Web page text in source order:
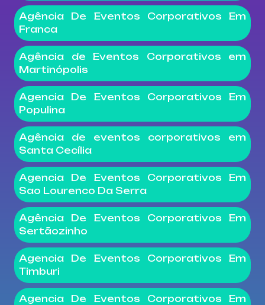
Agência De Eventos Corporativos Em
Franca
Agência de Eventos Corporativos em
Martinópolis
Agencia De Eventos Corporativos Em
Populina
Agência de eventos corporativos em
Santa Cecília
Agencia De Eventos Corporativos Em
Sao Lourenco Da Serra
Agência De Eventos Corporativos Em
Sertãozinho
Agencia De Eventos Corporativos Em
Timburi
Agencia De Eventos Corporativos Em